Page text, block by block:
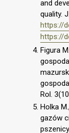
and
quality.
https://
https://
Figura
Rol.
Holka
gazów